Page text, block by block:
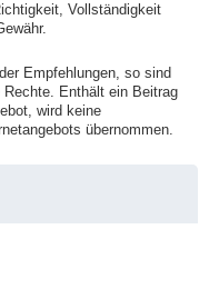
Vollständigkeit
Empfehlungen, so sind
Enthält ein Beitrag
wird keine
übernommen.